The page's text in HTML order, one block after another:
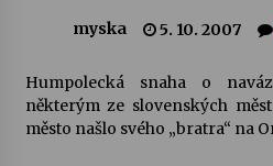
Pozvánka na
šedesátka: 28.
28. 7. 2026
myska 5. 10. 2007
Humpolecká snaha o
některým ze slovenských
město našlo svého „bratra“ na